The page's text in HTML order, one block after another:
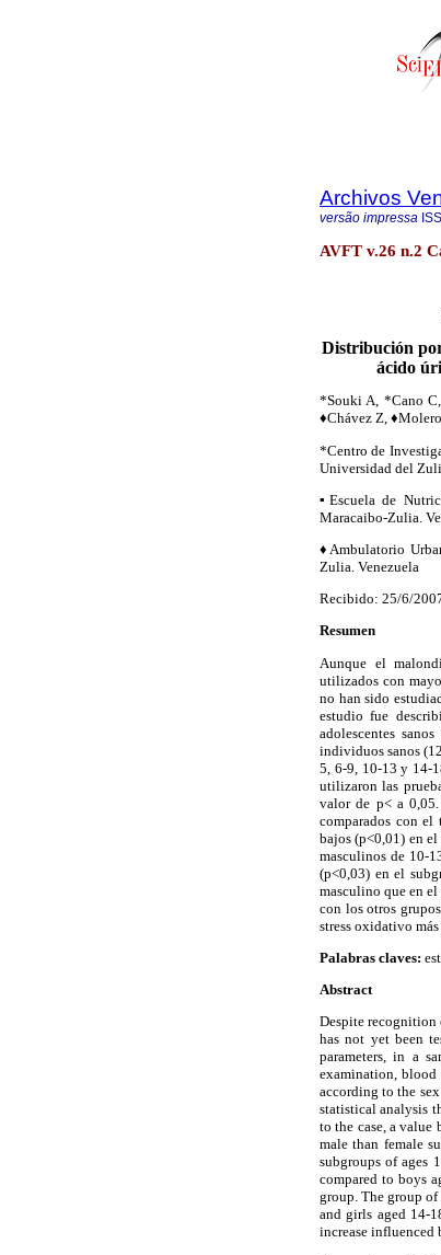
Archivos
versão impressa
AVFT v.26 n.2
Distribución
ácido
*Souki A, *Cano
♦Chávez Z, ♦
*Centro de
Universidad del
▪Escuela de
Maracaibo-Zulia.
♦ Ambulatorio
Zulia. Venezuela
Recibido: 25/6/
Resumen
Aunque el
utilizados con
no han sido
estudio fue
adolescentes
individuos sanos
5, 6-9, 10-13 y 14-
utilizaron las
valor de p< a
comparados con el
bajos (p<0,01) en
masculinos de 10-
(p<0,03) en el
masculino que en
con los otros
stress oxidativo
Palabras claves:
Abstract
Despite recognition
has not yet been
parameters, in a
examination, blood
according to the
statistical analysis
to the case, a
male than female
subgroups of ages
compared to boys
group. The group
and girls aged 14-
increase influenced